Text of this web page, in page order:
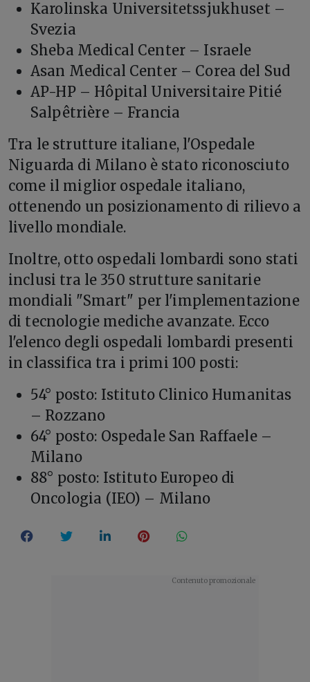
Karolinska Universitetssjukhuset –
Svezia
Sheba Medical Center – Israele
Asan Medical Center – Corea del Sud
AP-HP – Hôpital Universitaire Pitié
Salpêtrière – Francia
Tra le strutture italiane, l'Ospedale
Niguarda di Milano è stato riconosciuto
come il miglior ospedale italiano,
ottenendo un posizionamento di rilievo a
livello mondiale.
Inoltre, otto ospedali lombardi sono stati
inclusi tra le 350 strutture sanitarie
mondiali "Smart" per l'implementazione
di tecnologie mediche avanzate. Ecco
l'elenco degli ospedali lombardi presenti
in classifica tra i primi 100 posti:
54° posto: Istituto Clinico Humanitas
– Rozzano
64° posto: Ospedale San Raffaele –
Milano
88° posto: Istituto Europeo di
Oncologia (IEO) – Milano